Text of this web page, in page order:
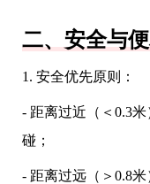
二、安全与
1. 安全优先原则：
- 距离过近（＜0.3
碰；
- 距离过远（＞0.8